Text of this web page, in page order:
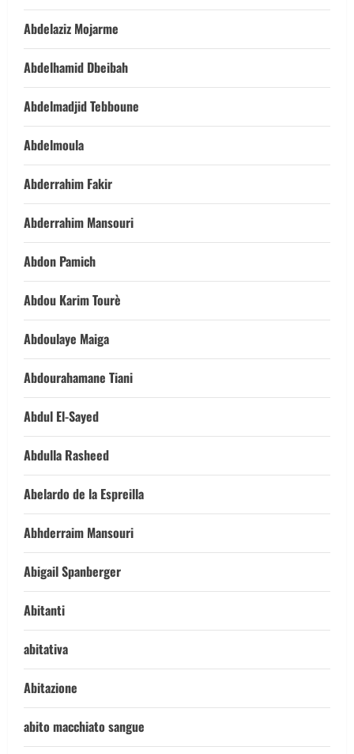
Abdelaziz Mojarme
Abdelhamid Dbeibah
Abdelmadjid Tebboune
Abdelmoula
Abderrahim Fakir
Abderrahim Mansouri
Abdon Pamich
Abdou Karim Tourè
Abdoulaye Maiga
Abdourahamane Tiani
Abdul El-Sayed
Abdulla Rasheed
Abelardo de la Espreilla
Abhderraim Mansouri
Abigail Spanberger
Abitanti
abitativa
Abitazione
abito macchiato sangue